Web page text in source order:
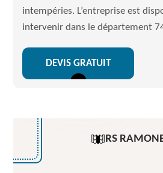
intempéries. L’entreprise est
intervenir dans le département
DEVIS GRATUIT
RS